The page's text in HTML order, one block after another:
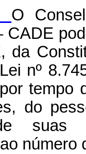
O
CADE
da
nº
tempo
do
suas
número